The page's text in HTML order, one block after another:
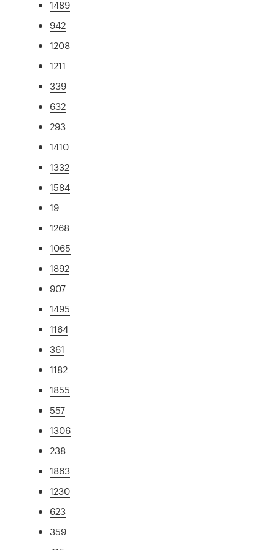
1489
942
1208
1211
339
632
293
1410
1332
1584
19
1268
1065
1892
907
1495
1164
361
1182
1855
557
1306
238
1863
1230
623
359